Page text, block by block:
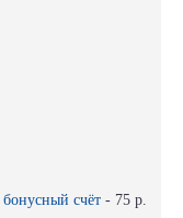
бонусный счёт - 75 р.